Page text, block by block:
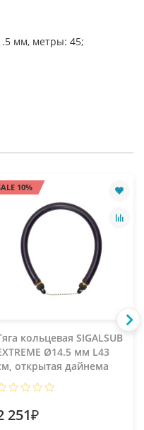
мм, метры: 45;
10%
кольцевая SIGALSUB
Ø14.5 мм L43
открытая дайнема
251₽